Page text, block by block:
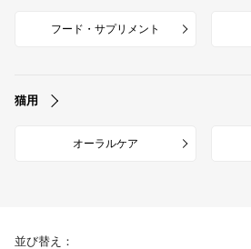
フード・サプリメント
猫用
オーラルケア
並び替え：